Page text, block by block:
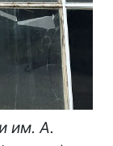
им. А.